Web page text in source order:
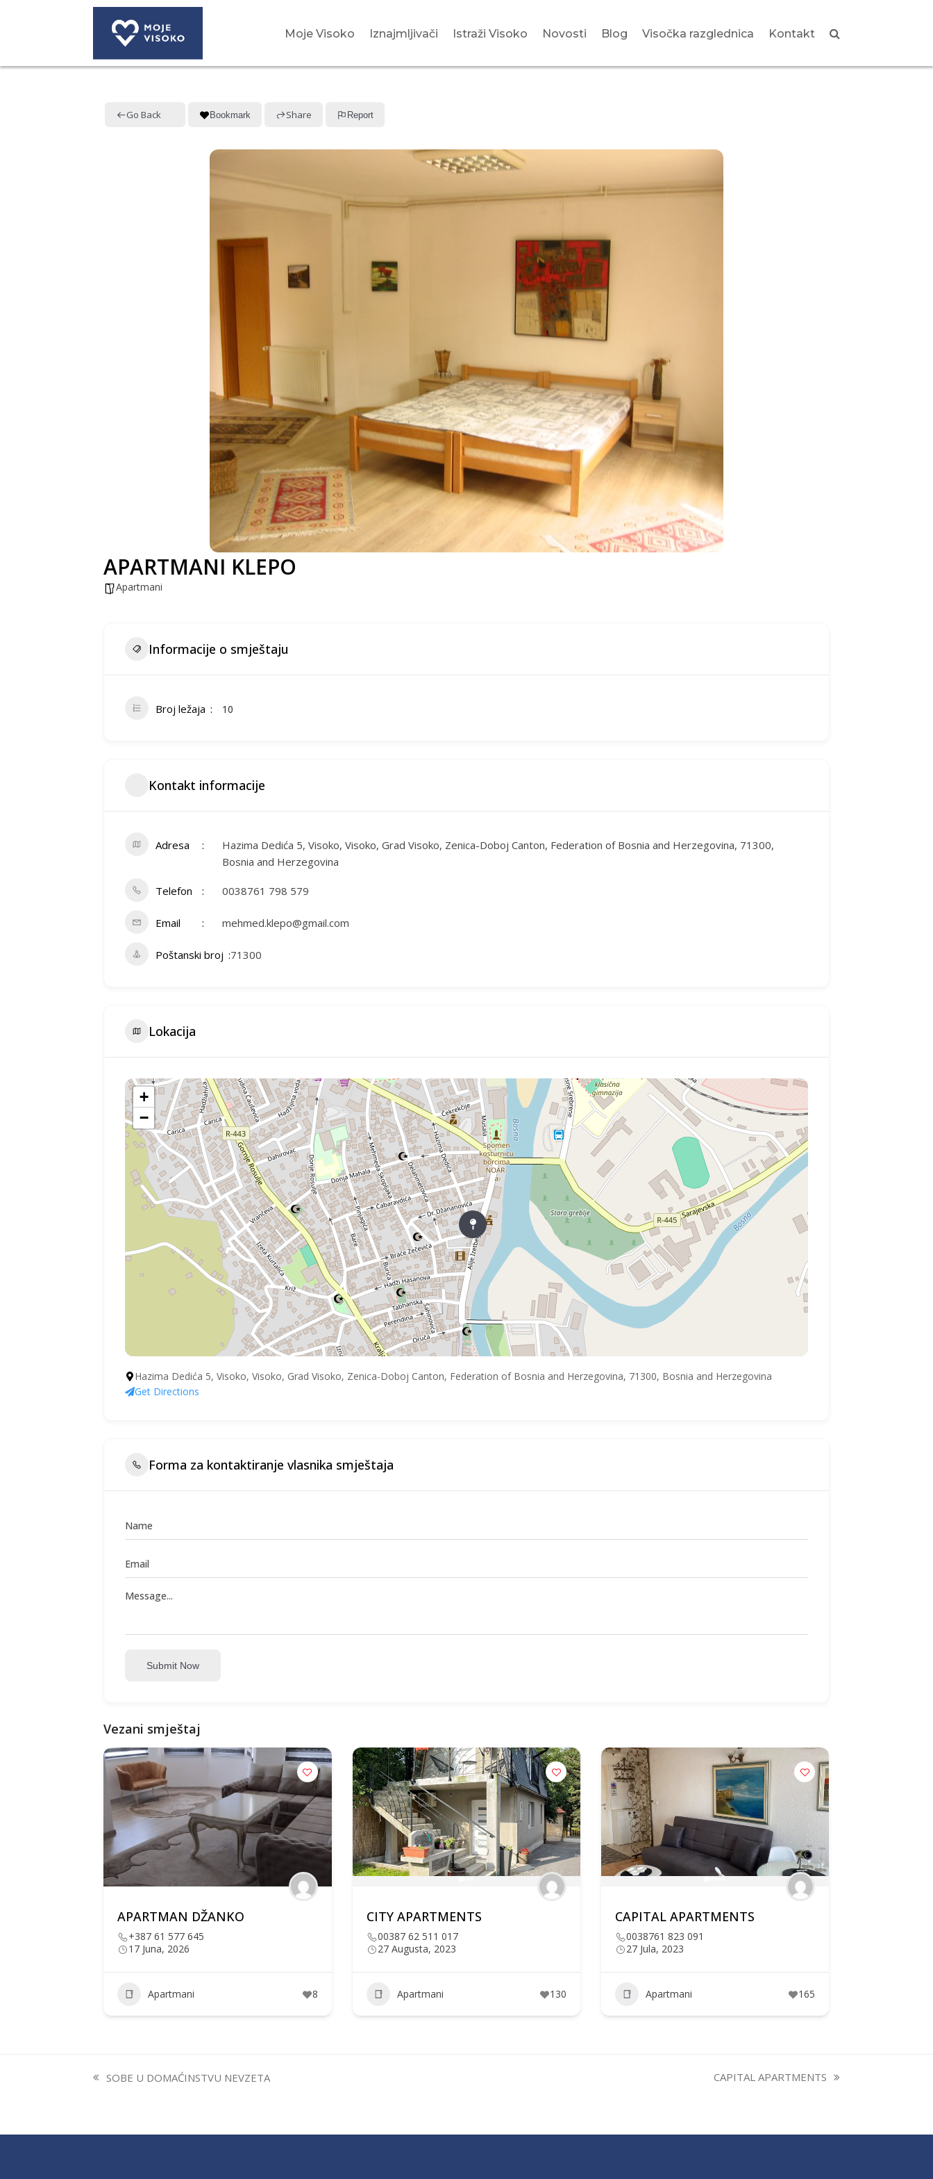
Moje Visoko Iznajmljivači Istraži Visoko Novosti Blog Visočka razglednica Kontakt
Go Back Bookmark Share Report
APARTMANI KLEPO
Apartmani
Informacije o smještaju
Broj ležaja 10
Kontakt informacije
Adresa
Hazima Dedića 5, Visoko, Visoko, Grad Visoko, Zenica-Doboj Canton, Federation of Bosnia and Herzegovina, 71300,
Bosnia and Herzegovina
Telefon 0038761 798 579
Email mehmed.klepo@gmail.com
Poštanski broj 71300
Lokacija
+
−
Hazima Dedića 5, Visoko, Visoko, Grad Visoko, Zenica-Doboj Canton, Federation of Bosnia and Herzegovina, 71300, Bosnia and Herzegovina
Get Directions
Forma za kontaktiranje vlasnika smještaja
Submit Now
Vezani smještaj
APARTMAN DŽANKO
+387 61 577 645
17 Juna, 2026
Apartmani 8
CITY APARTMENTS
00387 62 511 017
27 Augusta, 2023
Apartmani 130
CAPITAL APARTMENTS
0038761 823 091
27 Jula, 2023
Apartmani 165
previous
SOBE U DOMAĆINSTVU NEVZETA
next
CAPITAL APARTMENTS